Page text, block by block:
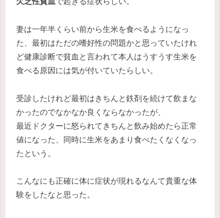
妻は一年半くらい前から生米を食べるようになっ
た、最初はただの嗜好性の問題かと思っていたけれ
ど健康診断で貧血と言われて本人はうすうす生米を
食べる原因には気が付いていたらしい。
受診したけれど最初はきちんと鉄剤を続けて飲まな
かったのでなかなか良くならなかったが、
最近ドクターに怒られてきちんと飲み始めたら正常
値になった、同時に生米をあまり食べたくなくなっ
たという。
こんなにも正確に体に症状が現れるなんて貴重な体
験をしたなと思った。